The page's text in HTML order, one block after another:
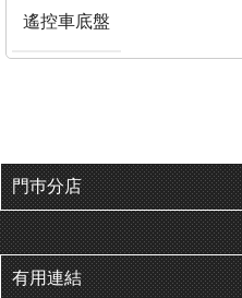
遙控車底盤
門巿分店
有用連結